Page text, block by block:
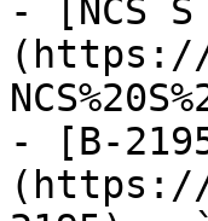
- [NCS S
(https://
- [B-
(https://